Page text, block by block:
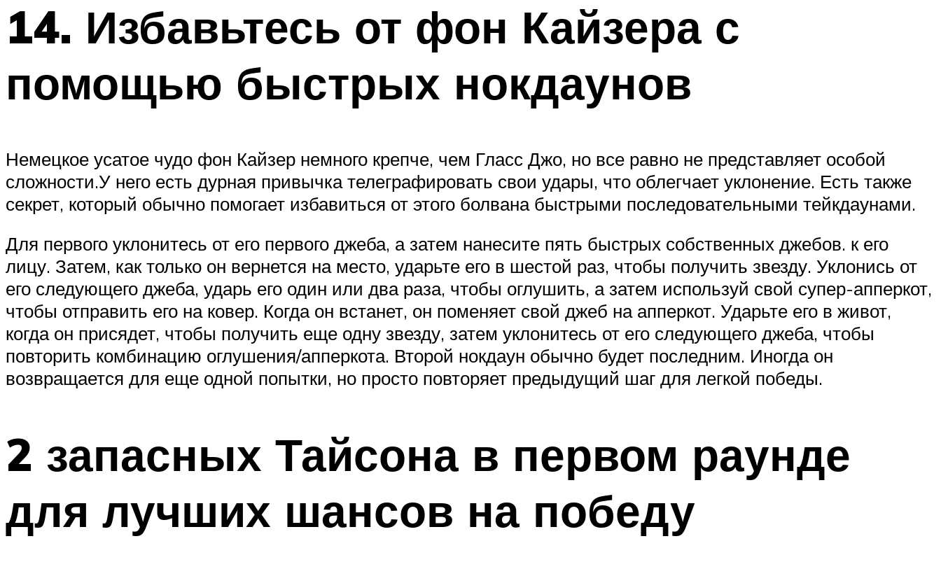
14. Избавьтесь от фон Кайзера с
помощью быстрых нокдаунов
Немецкое усатое чудо фон Кайзер немного крепче, чем Гласс Джо, но все равно не представляет особой
сложности.У него есть дурная привычка телеграфировать свои удары, что облегчает уклонение. Есть также
секрет, который обычно помогает избавиться от этого болвана быстрыми последовательными тейкдаунами.
Для первого уклонитесь от его первого джеба, а затем нанесите пять быстрых собственных джебов. к его
лицу. Затем, как только он вернется на место, ударьте его в шестой раз, чтобы получить звезду. Уклонись от
его следующего джеба, ударь его один или два раза, чтобы оглушить, а затем используй свой супер-апперкот,
чтобы отправить его на ковер. Когда он встанет, он поменяет свой джеб на апперкот. Ударьте его в живот,
когда он присядет, чтобы получить еще одну звезду, затем уклонитесь от его следующего джеба, чтобы
повторить комбинацию оглушения/апперкота. Второй нокдаун обычно будет последним. Иногда он
возвращается для еще одной попытки, но просто повторяет предыдущий шаг для легкой победы.
2 запасных Тайсона в первом раунде
для лучших шансов на победу